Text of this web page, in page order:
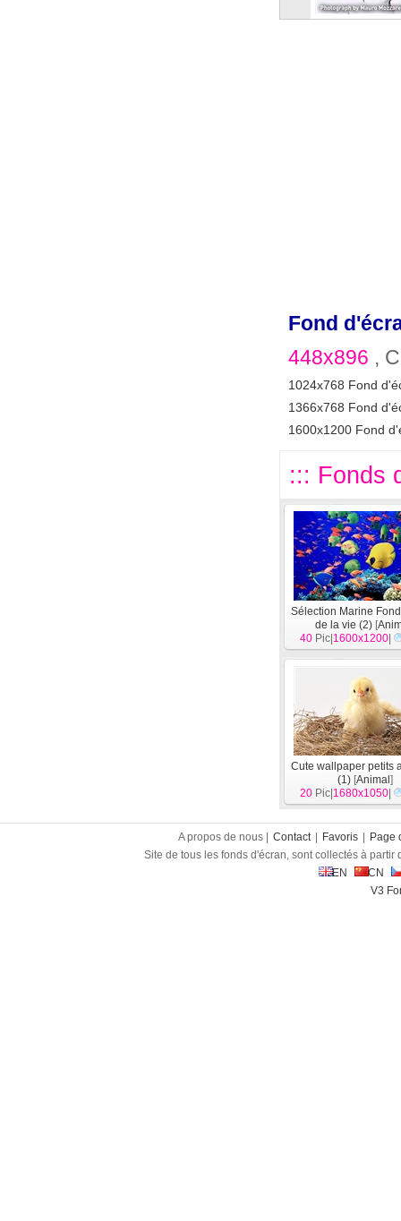
Fond
448x896 ,
1024x768 Fond
1366x768 Fond
1600x1200 Fond
::: Fonds
Sélection Marine
de la vie (2) [
40 Pic| 1600x1200
Cute wallpaper petits
(1) [Animal ]
20 Pic| 1680x1050
A propos de nous | Contact Favoris
Page
Site de tous les fonds d'écran, sont collectés à
EN
CN
V3